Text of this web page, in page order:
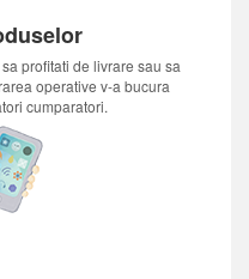
profitati de livrare sau sa
operative v-a bucura
cumparatori.